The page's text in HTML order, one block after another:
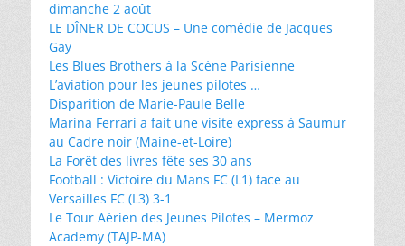
dimanche 2 août
LE DÎNER DE COCUS – Une comédie de Jacques
Gay
Les Blues Brothers à la Scène Parisienne
L’aviation pour les jeunes pilotes …
Disparition de Marie-Paule Belle
Marina Ferrari a fait une visite express à Saumur
au Cadre noir (Maine-et-Loire)
La Forêt des livres fête ses 30 ans
Football : Victoire du Mans FC (L1) face au
Versailles FC (L3) 3-1
Le Tour Aérien des Jeunes Pilotes – Mermoz
Academy (TAJP-MA)